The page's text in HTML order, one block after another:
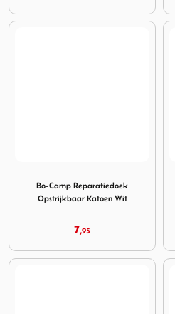
Bo-Camp Reparatiedoek
Opstrijkbaar Katoen Wit
7,95